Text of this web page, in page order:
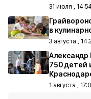
31 июля ,
в
3 августа ,
Александр
750 детей
1 августа ,